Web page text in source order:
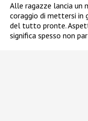
Alle ragazze lancia un
coraggio di mettersi in
del tutto pronte.
significa spesso non